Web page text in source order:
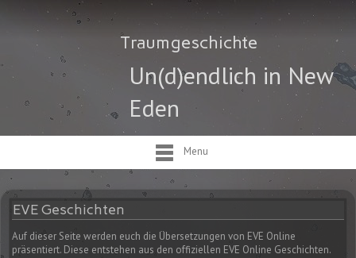
Traumgeschichte
Un(d)endlich in New
Eden
Menu
EVE Geschichten
Auf dieser Seite werden euch die Übersetzungen von EVE Online
präsentiert. Diese entstehen aus den offiziellen EVE Online Geschichten.